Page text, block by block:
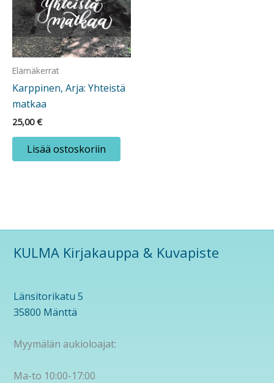
Elämäkerrat
Karppinen, Arja: Yhteistä
matkaa
25,00€
Lisää ostoskoriin
KULMA Kirjakauppa & Kuvapiste
Länsitorikatu 5
35800 Mänttä
Myymälän aukioloajat:
Ma-to 10:00-17:00